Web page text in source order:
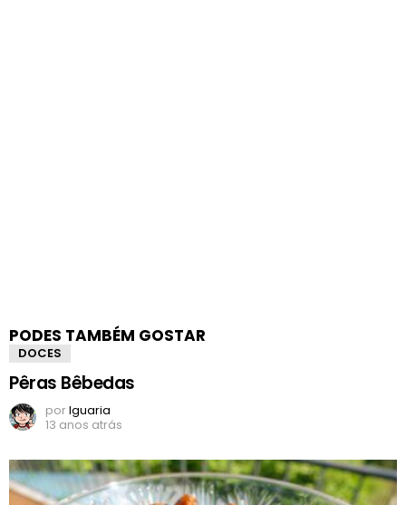
PODES TAMBÉM GOSTAR
DOCES
Pêras Bêbedas
porIguaria
13 anos atrás